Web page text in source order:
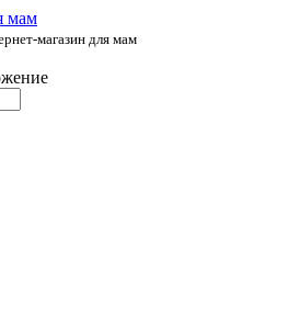
магазин для мам